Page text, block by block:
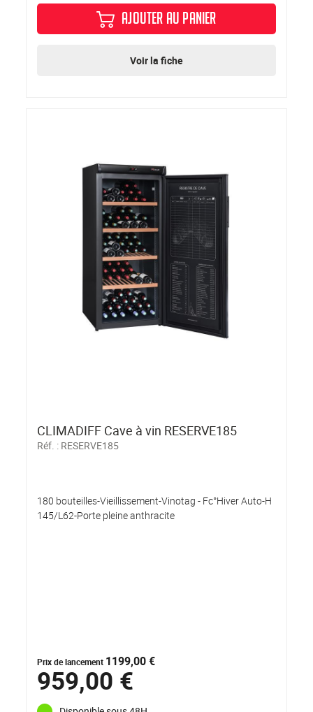
AJOUTER AU PANIER
Voir la fiche
CLIMADIFF Cave à vin RESERVE185
Réf. : RESERVE185
180 bouteilles-Vieillissement-Vinotag - Fc°Hiver Auto-H
145/L62-Porte pleine anthracite
Prix de lancement 1199,00 €
959,00 €